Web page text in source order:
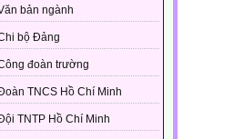
bản ngành
bộ Đảng
đoàn trường
TNCS Hồ Chí Minh
TNTP Hồ Chí Minh